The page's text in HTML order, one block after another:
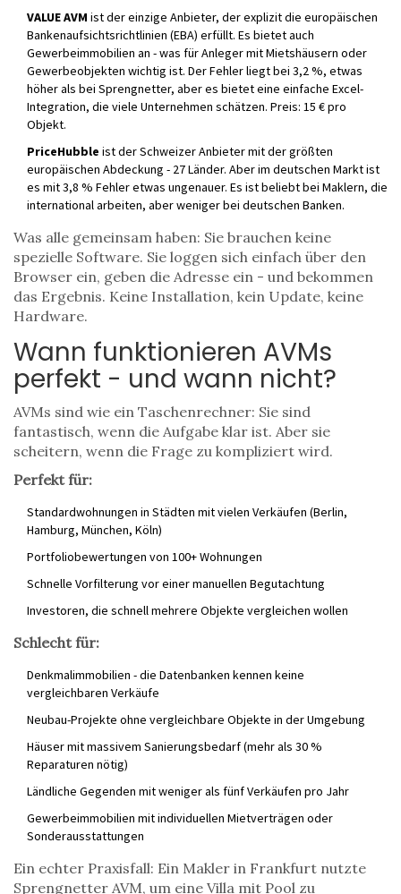
VALUE AVM ist der einzige Anbieter, der explizit die europäischen
Bankenaufsichtsrichtlinien (EBA) erfüllt. Es bietet auch
Gewerbeimmobilien an - was für Anleger mit Mietshäusern oder
Gewerbeobjekten wichtig ist. Der Fehler liegt bei 3,2 %, etwas
höher als bei Sprengnetter, aber es bietet eine einfache Excel-
Integration, die viele Unternehmen schätzen. Preis: 15 € pro
Objekt.
PriceHubble ist der Schweizer Anbieter mit der größten
europäischen Abdeckung - 27 Länder. Aber im deutschen Markt ist
es mit 3,8 % Fehler etwas ungenauer. Es ist beliebt bei Maklern, die
international arbeiten, aber weniger bei deutschen Banken.
Was alle gemeinsam haben: Sie brauchen keine
spezielle Software. Sie loggen sich einfach über den
Browser ein, geben die Adresse ein - und bekommen
das Ergebnis. Keine Installation, kein Update, keine
Hardware.
Wann funktionieren AVMs
perfekt - und wann nicht?
AVMs sind wie ein Taschenrechner: Sie sind
fantastisch, wenn die Aufgabe klar ist. Aber sie
scheitern, wenn die Frage zu kompliziert wird.
Perfekt für:
Standardwohnungen in Städten mit vielen Verkäufen (Berlin,
Hamburg, München, Köln)
Portfoliobewertungen von 100+ Wohnungen
Schnelle Vorfilterung vor einer manuellen Begutachtung
Investoren, die schnell mehrere Objekte vergleichen wollen
Schlecht für:
Denkmalimmobilien - die Datenbanken kennen keine
vergleichbaren Verkäufe
Neubau-Projekte ohne vergleichbare Objekte in der Umgebung
Häuser mit massivem Sanierungsbedarf (mehr als 30 %
Reparaturen nötig)
Ländliche Gegenden mit weniger als fünf Verkäufen pro Jahr
Gewerbeimmobilien mit individuellen Mietverträgen oder
Sonderausstattungen
Ein echter Praxisfall: Ein Makler in Frankfurt nutzte
Sprengnetter AVM, um eine Villa mit Pool zu